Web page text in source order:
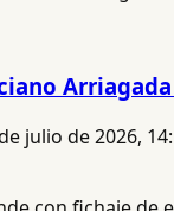
julio de 2026,